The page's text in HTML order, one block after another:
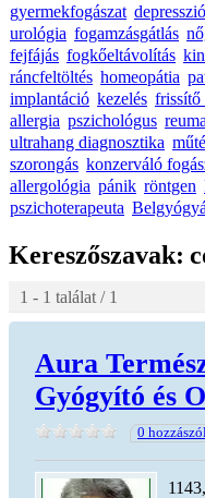
gyermekfogászat depresszió
urológia fogamzásgátlás
fejfájás fogkőeltávolítás
ráncfeltöltés homeopátia
implantáció kezelés frissítő
allergia pszichológus
ultrahang diagnosztika
szorongás konzerváló
allergológia pánik röntgen
pszichoterapeuta
Kereszőszavak:
1 - 1 találat / 1
Aura
Gyógyító és
0
1143,